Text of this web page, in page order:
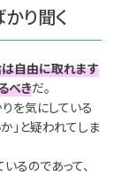
り聞く
は自由に取れます
べきだ。
を気にしている
」と疑われてしま
るのであって、